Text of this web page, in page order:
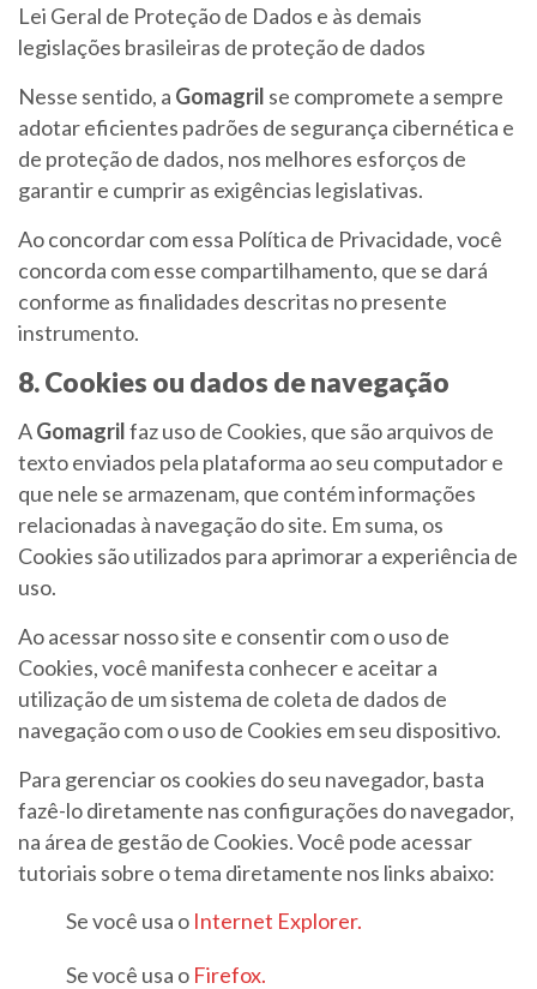
Lei Geral de Proteção de Dados e às demais
legislações brasileiras de proteção de dados
Nesse sentido, a Gomagril se compromete a sempre
adotar eficientes padrões de segurança cibernética e
de proteção de dados, nos melhores esforços de
garantir e cumprir as exigências legislativas.
Ao concordar com essa Política de Privacidade, você
concorda com esse compartilhamento, que se dará
conforme as finalidades descritas no presente
instrumento.
8. Cookies ou dados de navegação
AGomagrilfaz uso de Cookies, que são arquivos de
texto enviados pela plataforma ao seu computador e
que nele se armazenam, que contém informações
relacionadas à navegação do site. Em suma, os
Cookies são utilizados para aprimorar a experiência de
uso.
Ao acessar nosso site e consentir com o uso de
Cookies, você manifesta conhecer e aceitar a
utilização de um sistema de coleta de dados de
navegação com o uso de Cookies em seu dispositivo.
Para gerenciar os cookies do seu navegador, basta
fazê-lo diretamente nas configurações do navegador,
na área de gestão de Cookies. Você pode acessar
tutoriais sobre o tema diretamente nos links abaixo:
Se você usa o Internet Explorer.
Se você usa o Firefox.